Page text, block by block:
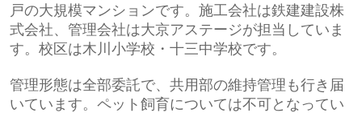
戸の大規模マンションです。施工会社は鉄建建設株
式会社、管理会社は大京アステージが担当していま
す。校区は木川小学校・十三中学校です。
管理形態は全部委託で、共用部の維持管理も行き届
いています。ペット飼育については不可となってい